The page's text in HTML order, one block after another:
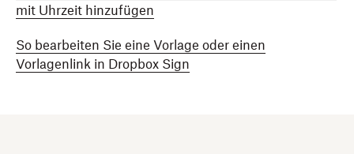
mit Uhrzeit hinzufügen
So bearbeiten Sie eine Vorlage oder einen
Vorlagenlink in Dropbox Sign